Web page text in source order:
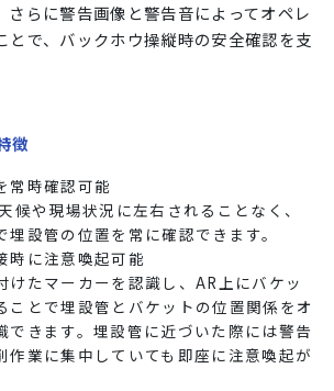
さらに警告画像と警告音によってオペレ
とで、バックホウ操縦時の安全確認を支
徴
常時確認可能
候や現場状況に左右されることなく、
設管の位置を常に確認できます。
時に注意喚起可能
たマーカーを認識し、AR上にバケッ
ことで埋設管とバケットの位置関係をオ
できます。埋設管に近づいた際には警告
作業に集中していても即座に注意喚起が